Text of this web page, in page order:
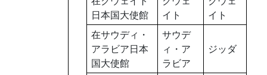
日本国大使館
イト
イト
在サウディ・
アラビア日本
国大使館
サウデ
ィ・ア
ラビア
ジッダ